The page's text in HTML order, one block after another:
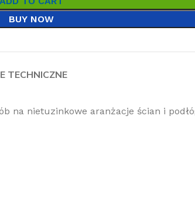
BUY NOW
TECHNICZNE
nietuzinkowe aranżacje ścian i